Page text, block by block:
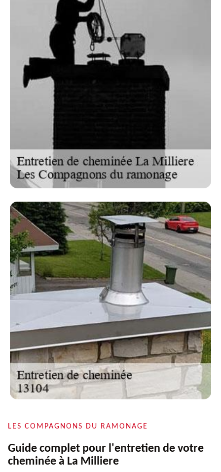
LES COMPAGNONS DU RAMONAGE
Guide complet pour l'entretien de votre
cheminée à La Milliere